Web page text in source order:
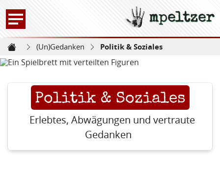
Zur Startseite -
mpeltzer
Startseite
(Un)Gedanken Politik & Soziales
Politik & Soziales
Erlebtes, Abwägungen und vertraute
Gedanken